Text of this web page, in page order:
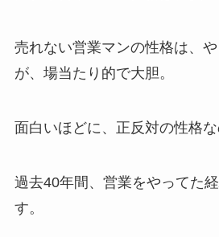
売れない営業マンの性格は、
が、場当たり的で大胆。
面白いほどに、正反対の性格な
過去40年間、営業をやってた
す。